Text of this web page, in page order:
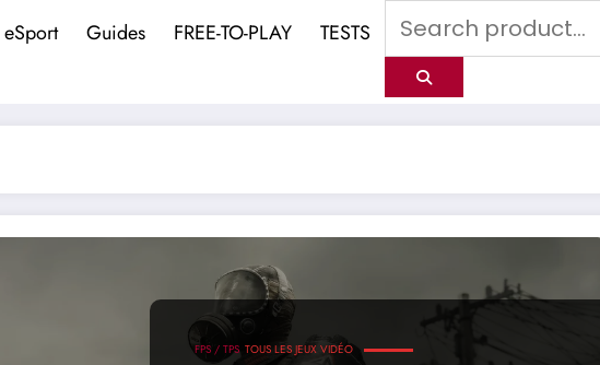
eSport Guides FREE-TO-PLAY TESTS
FPS / TPS TOUS LES JEUX VIDÉO